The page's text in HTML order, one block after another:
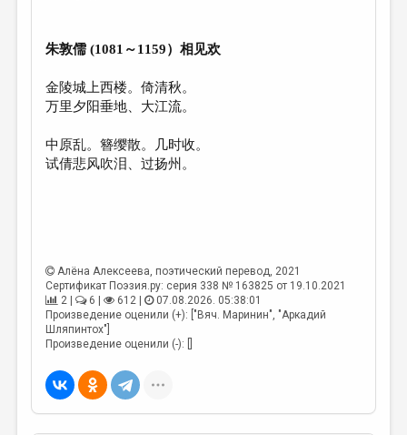
ОТ РЕДАКЦИИ
ЭССЕИСТИКА
ЛИТЕРАТУРОВЕДЕНИЕ
КУЛЬТУРОВЕДЕНИЕ
ЦИКЛЫ ПУБЛИКАЦИЙ
ТРЕДИАКОВСКИЙ
МЕДИА
朱敦儒 (1081～1159）相见欢
金陵城上西楼。倚清秋。
万里夕阳垂地、大江流。
中原乱。簪缨散。几时收。
试倩悲风吹泪、过扬州。
Алёна Алексеева, поэтический перевод, 2021
Сертификат Поэзия.ру: серия 338 № 163825 от 19.10.2021
2 |
6 | 612 |
07.08.2026. 05:38:01
Произведение оценили (+): ["Вяч. Маринин", "Аркадий
Шляпинтох"]
Произведение оценили (-): []